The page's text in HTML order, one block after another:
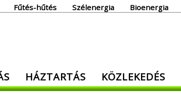
Fűtés-hűtés Szélenergia Bioenergia
HÁZTARTÁS KÖZLEKEDÉS